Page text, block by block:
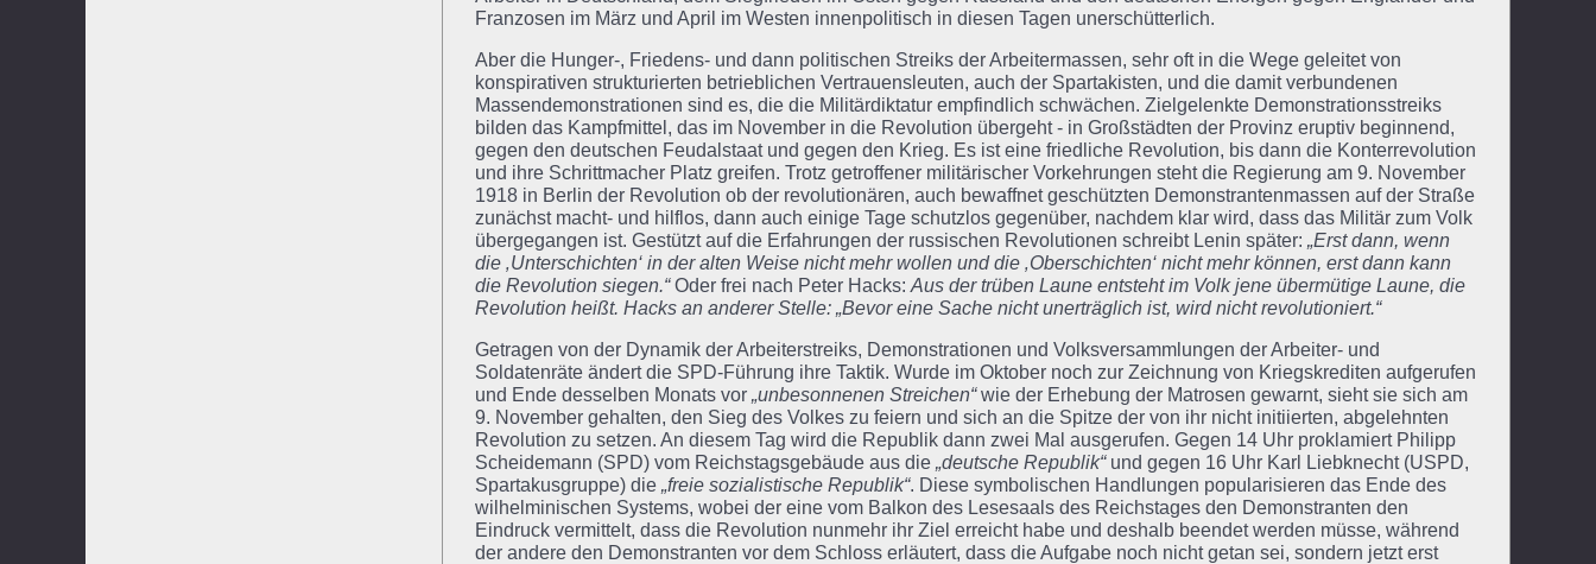
Franzosen im März und April im Westen innenpolitisch in diesen Tagen unerschütterlich.
Aber die Hunger-, Friedens- und dann politischen Streiks der Arbeitermassen, sehr oft in die Wege geleitet von
konspirativen strukturierten betrieblichen Vertrauensleuten, auch der Spartakisten, und die damit verbundenen
Massendemonstrationen sind es, die die Militärdiktatur empfindlich schwächen. Zielgelenkte Demonstrationsstreiks
bilden das Kampfmittel, das im November in die Revolution übergeht - in Großstädten der Provinz eruptiv beginnend,
gegen den deutschen Feudalstaat und gegen den Krieg. Es ist eine friedliche Revolution, bis dann die Konterrevolution
und ihre Schrittmacher Platz greifen. Trotz getroffener militärischer Vorkehrungen steht die Regierung am 9. November
1918 in Berlin der Revolution ob der revolutionären, auch bewaffnet geschützten Demonstrantenmassen auf der Straße
zunächst macht- und hilflos, dann auch einige Tage schutzlos gegenüber, nachdem klar wird, dass das Militär zum Volk
übergegangen ist. Gestützt auf die Erfahrungen der russischen Revolutionen schreibt Lenin später: „Erst dann, wenn
die ‚Unterschichten‘ in der alten Weise nicht mehr wollen und die ‚Oberschichten‘ nicht mehr können, erst dann kann
die Revolution siegen.“Oder frei nach Peter Hacks: Aus der trüben Laune entsteht im Volk jene übermütige Laune, die
Revolution heißt. Hacks an anderer Stelle: „Bevor eine Sache nicht unerträglich ist, wird nicht revolutioniert.“
Getragen von der Dynamik der Arbeiterstreiks, Demonstrationen und Volksversammlungen der Arbeiter- und
Soldatenräte ändert die SPD-Führung ihre Taktik. Wurde im Oktober noch zur Zeichnung von Kriegskrediten aufgerufen
und Ende desselben Monats vor „unbesonnenen Streichen“wie der Erhebung der Matrosen gewarnt, sieht sie sich am
9. November gehalten, den Sieg des Volkes zu feiern und sich an die Spitze der von ihr nicht initiierten, abgelehnten
Revolution zu setzen. An diesem Tag wird die Republik dann zwei Mal ausgerufen. Gegen 14 Uhr proklamiert Philipp
Scheidemann (SPD) vom Reichstagsgebäude aus die „deutsche Republik“und gegen 16 Uhr Karl Liebknecht (USPD,
Spartakusgruppe) die „freie sozialistische Republik“. Diese symbolischen Handlungen popularisieren das Ende des
wilhelminischen Systems, wobei der eine vom Balkon des Lesesaals des Reichstages den Demonstranten den
Eindruck vermittelt, dass die Revolution nunmehr ihr Ziel erreicht habe und deshalb beendet werden müsse, während
der andere den Demonstranten vor dem Schloss erläutert, dass die Aufgabe noch nicht getan sei, sondern jetzt erst